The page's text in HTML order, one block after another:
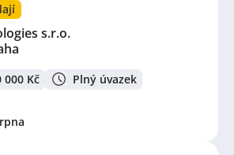
s.r.o.
000 Kč Plný úvazek